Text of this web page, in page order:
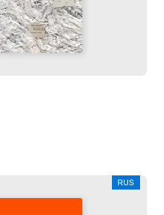
RUS